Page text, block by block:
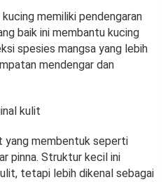
memiliki pendengaran
baik ini membantu kucing
spesies mangsa yang lebih
mendengar dan
kulit
yang membentuk seperti
pinna. Struktur kecil ini
tetapi lebih dikenal sebagai